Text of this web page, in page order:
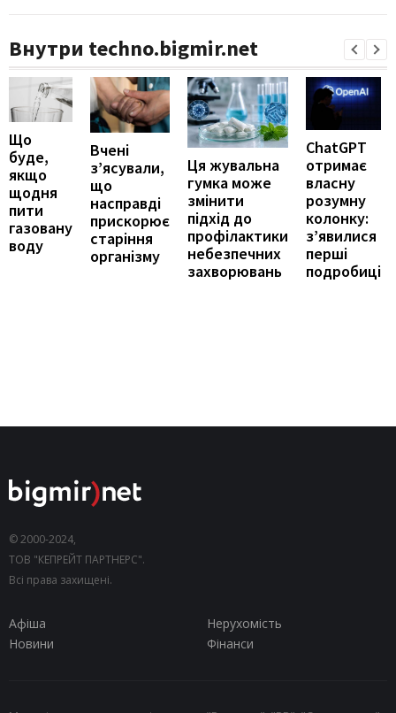
Внутри techno.bigmir.net
Що
буде,
якщо
щодня
пити
газовану
воду
Вчені
з’ясували,
що
насправді
прискорює
старіння
організму
Ця жувальна
гумка може
змінити
підхід до
профілактики
небезпечних
захворювань
ChatGPT
отримає
власну
розумну
колонку:
з’явилися
перші
подробиці
© 2000-2024,
ТОВ "КЕПРЕЙТ ПАРТНЕРС".
Всі права захищені.
Афіша
Нерухомість
Новини
Фінанси